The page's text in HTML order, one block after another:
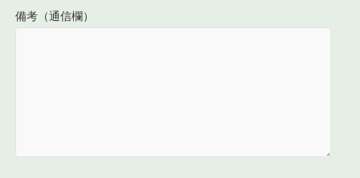
備考（通信欄）